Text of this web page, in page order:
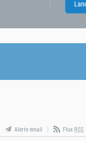
Alerte email Flux RSS